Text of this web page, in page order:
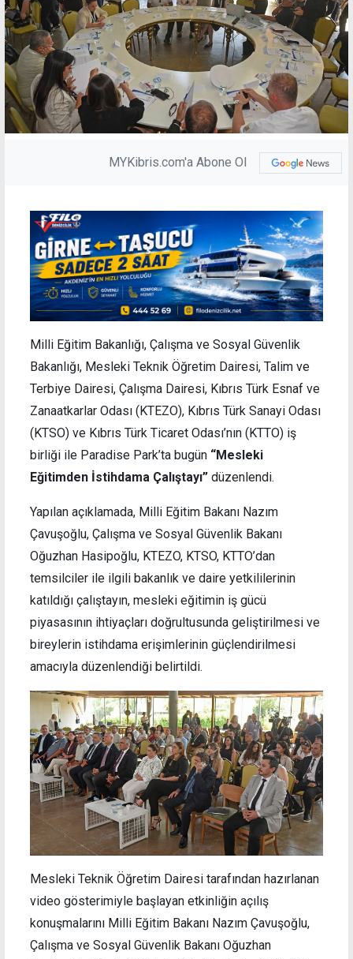
MYKibris.com'a Abone Ol
Milli Eğitim Bakanlığı, Çalışma ve Sosyal Güvenlik
Bakanlığı, Mesleki Teknik Öğretim Dairesi, Talim ve
Terbiye Dairesi, Çalışma Dairesi, Kıbrıs Türk Esnaf ve
Zanaatkarlar Odası (KTEZO), Kıbrıs Türk Sanayi Odası
(KTSO) ve Kıbrıs Türk Ticaret Odası’nın (KTTO) iş
birliği ile Paradise Park’ta bugün “Mesleki
Eğitimden İstihdama Çalıştayı” düzenlendi.
Yapılan açıklamada, Milli Eğitim Bakanı Nazım
Çavuşoğlu, Çalışma ve Sosyal Güvenlik Bakanı
Oğuzhan Hasipoğlu, KTEZO, KTSO, KTTO’dan
temsilciler ile ilgili bakanlık ve daire yetkililerinin
katıldığı çalıştayın, mesleki eğitimin iş gücü
piyasasının ihtiyaçları doğrultusunda geliştirilmesi ve
bireylerin istihdama erişimlerinin güçlendirilmesi
amacıyla düzenlendiği belirtildi.
Mesleki Teknik Öğretim Dairesi tarafından hazırlanan
video gösterimiyle başlayan etkinliğin açılış
konuşmalarını Milli Eğitim Bakanı Nazım Çavuşoğlu,
Çalışma ve Sosyal Güvenlik Bakanı Oğuzhan